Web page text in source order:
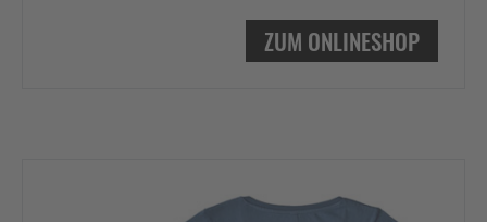
ZUM ONLINESHOP